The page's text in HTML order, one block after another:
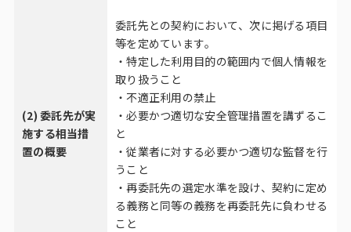
(2) 委託先が実
施する相当措
置の概要
委託先との契約において、次に掲げる項目
等を定めています。
・特定した利用目的の範囲内で個人情報を
取り扱うこと
・不適正利用の禁止
・必要かつ適切な安全管理措置を講ずるこ
と
・従業者に対する必要かつ適切な監督を行
うこと
・再委託先の選定水準を設け、契約に定め
る義務と同等の義務を再委託先に負わせる
こと